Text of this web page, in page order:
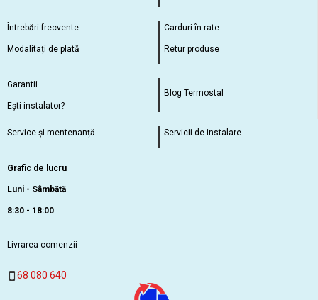
Întrebări frecvente
Modalitați de plată
Carduri în rate
Retur produse
Garantii
Ești instalator?
Blog Termostal
Service și mentenanță Servicii de instalare
Grafic de lucru
Luni - Sâmbătă
8:30 - 18:00
Livrarea comenzii
68 080 640